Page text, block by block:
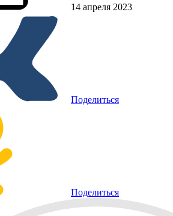
14 апреля 2023
Поделиться
Поделиться